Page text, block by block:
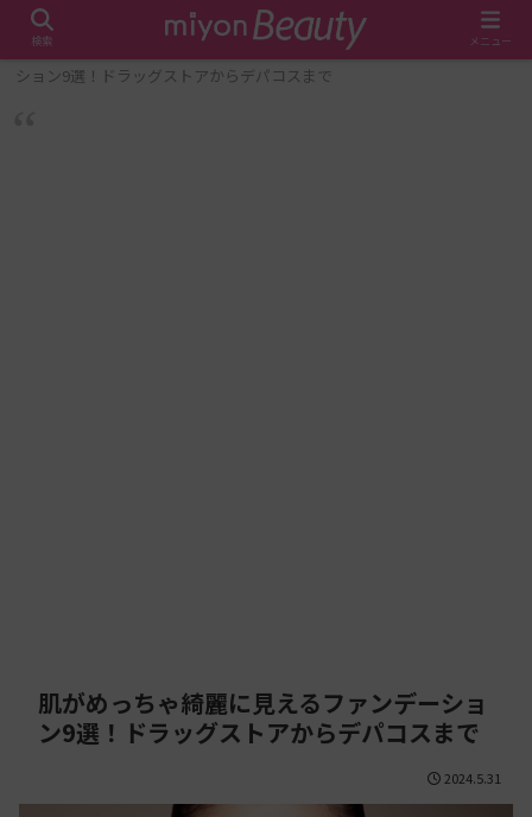
ホーム
肌がめっちゃ綺麗に見えるファンデー
ション9選！ドラッグストアからデパコスまで
肌がめっちゃ綺麗に見えるファンデーショ
ン9選！ドラッグストアからデパコスまで
2024.5.31
検索 メニュー